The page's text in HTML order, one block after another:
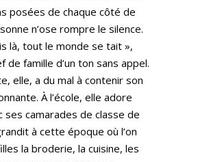
posées de chaque côté de
n’ose rompre le silence.
là, tout le monde se tait »,
de famille d’un ton sans appel.
elle, a du mal à contenir son
À l’école, elle adore
ses camarades de classe de
à cette époque où l’on
la broderie, la cuisine, les